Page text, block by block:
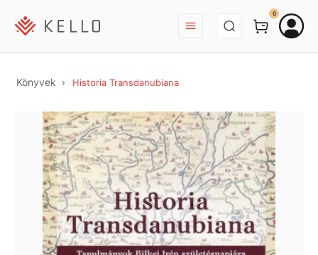
BEJELENTKEZÉS
0
Könyvek Historia Transdanubiana